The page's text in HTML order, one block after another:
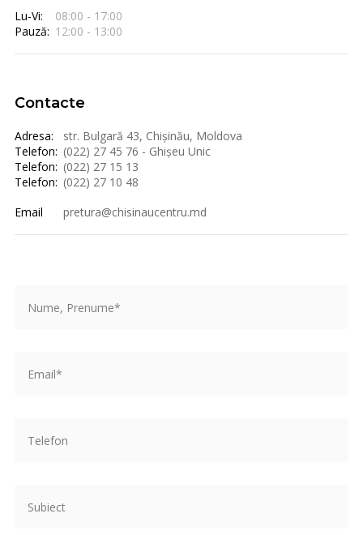
Lu-Vi:
08:00 - 17:00
Pauză: 12:00 - 13:00
Contacte
Adresa:
str. Bulgară 43, Chișinău, Moldova
Telefon: (022) 27 45 76 - Ghișeu Unic
Telefon: (022) 27 15 13
Telefon: (022) 27 10 48
Email
pretura@chisinaucentru.md